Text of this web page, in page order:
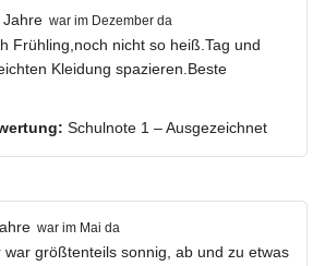
Jahre war im Dezember da
Frühling,noch nicht so heiß.Tag und
Kleidung spazieren.Beste
Schulnote 1 – Ausgezeichnet
war im Mai da
war größtenteils sonnig, ab und zu etwas